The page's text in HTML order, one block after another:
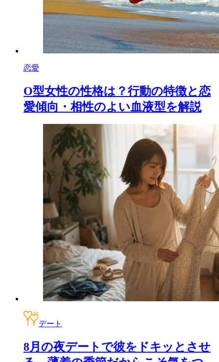
恋愛
O型女性の性格は？行動の特徴と恋
愛傾向・相性のよい血液型を解説
デート
8月の夜デートで彼をドキッとさせ